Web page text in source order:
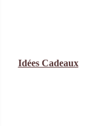
Idées Cadeaux